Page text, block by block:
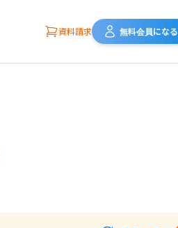
資料請求 無料会員になる